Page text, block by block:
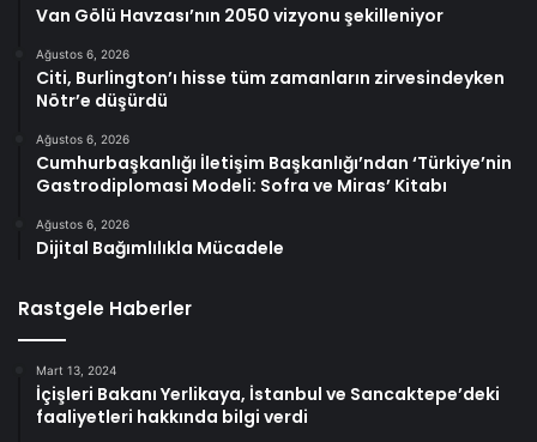
Van Gölü Havzası’nın 2050 vizyonu şekilleniyor
Ağustos 6, 2026
Citi, Burlington’ı hisse tüm zamanların zirvesindeyken
Nötr’e düşürdü
Ağustos 6, 2026
Cumhurbaşkanlığı İletişim Başkanlığı’ndan ‘Türkiye’nin
Gastrodiplomasi Modeli: Sofra ve Miras’ Kitabı
Ağustos 6, 2026
Dijital Bağımlılıkla Mücadele
Rastgele Haberler
Mart 13, 2024
İçişleri Bakanı Yerlikaya, İstanbul ve Sancaktepe’deki
faaliyetleri hakkında bilgi verdi